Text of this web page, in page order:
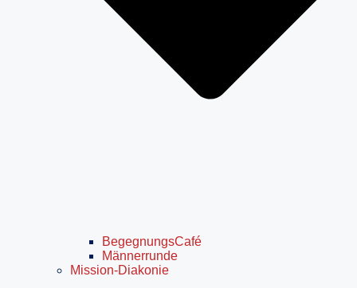
BegegnungsCafé
Männerrunde
Mission-Diakonie